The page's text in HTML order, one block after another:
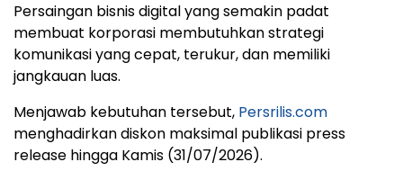
Persaingan bisnis digital yang semakin padat
membuat korporasi membutuhkan strategi
komunikasi yang cepat, terukur, dan memiliki
jangkauan luas.
Menjawab kebutuhan tersebut, Persrilis.com
menghadirkan diskon maksimal publikasi press
release hingga Kamis (31/07/2026).